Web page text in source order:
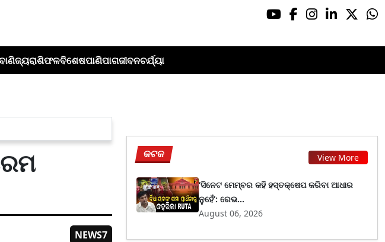
ରାଶିଫଳବିଶେଷପାଣିପାଗଜୀବନଚର୍ଯ୍ୟା
NEWS7
କଟକ View More
‘ସିନେଟ ମେମ୍ବର କହି ହସ୍ତକ୍ଷେପ କରିବା ଆଧାର
ନୁହେଁ’: ରେଭ...
August 06, 2026